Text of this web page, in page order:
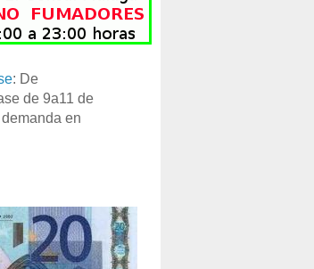
: De
de 9a11 de
en